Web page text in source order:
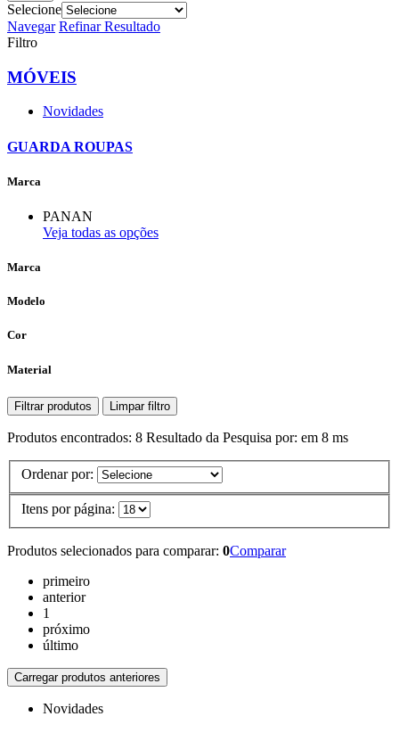
Selecione
Navegar Refinar Resultado
Filtro
MÓVEIS
Novidades
GUARDA ROUPAS
Marca
PANAN
Veja todas as opções
Marca
Modelo
Cor
Material
Filtrar produtos Limpar filtro
Produtos encontrados: 8 Resultado da Pesquisa por: em 8 ms
Ordenar por:
Itens por página:
Produtos selecionados para comparar: 0Comparar
primeiro
anterior
1
próximo
último
Carregar produtos anteriores
Novidades